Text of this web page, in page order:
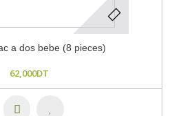
a dos bebe (8 pieces)
62,000DT